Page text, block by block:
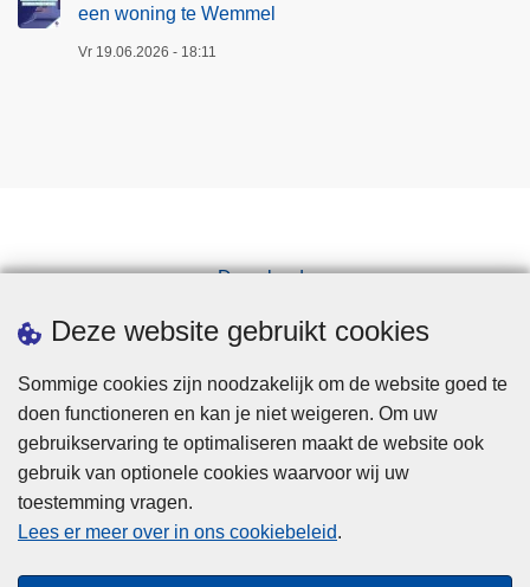
Deze website gebruikt cookies
Sommige cookies zijn noodzakelijk om de website goed te
doen functioneren en kan je niet weigeren. Om uw
gebruikservaring te optimaliseren maakt de website ook
gebruik van optionele cookies waarvoor wij uw
toestemming vragen.
Lees er meer over in ons cookiebeleid.
een woning te Wemmel
Vr 19.06.2026 - 18:11
Downloads
Privacy
Cookies